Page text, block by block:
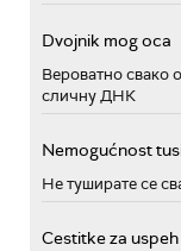
Dvojnik mog oca
Вероватно свако
сличну ДНК
Nemogućnost
Не туширате се
Cestitke za uspeh